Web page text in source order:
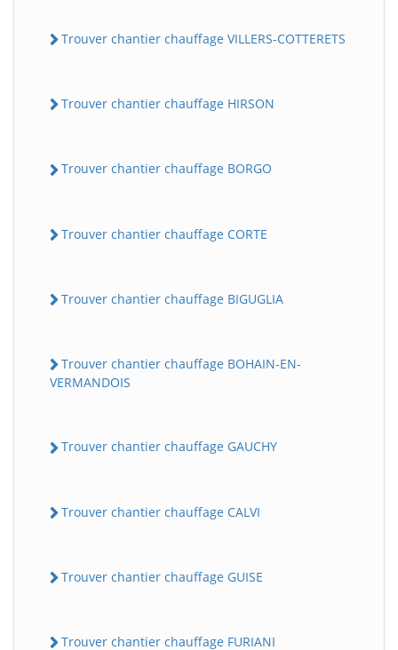
Trouver chantier chauffage VILLERS-COTTERETS
Trouver chantier chauffage HIRSON
Trouver chantier chauffage BORGO
Trouver chantier chauffage CORTE
Trouver chantier chauffage BIGUGLIA
Trouver chantier chauffage BOHAIN-EN-
VERMANDOIS
Trouver chantier chauffage GAUCHY
Trouver chantier chauffage CALVI
Trouver chantier chauffage GUISE
Trouver chantier chauffage FURIANI